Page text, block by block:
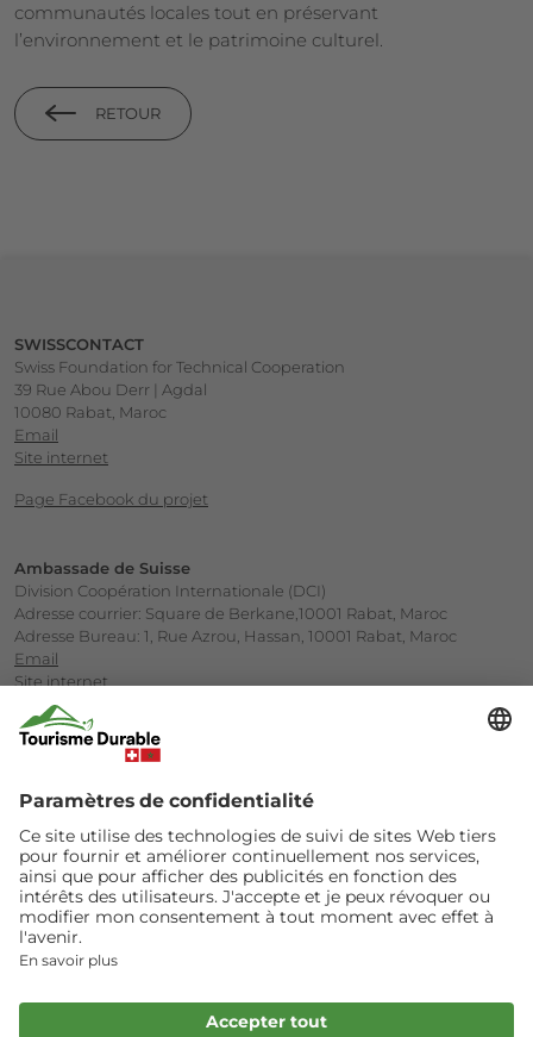
communautés locales tout en préservant
l’environnement et le patrimoine culturel.
RETOUR
SWISSCONTACT
Swiss Foundation for Technical Cooperation
39 Rue Abou Derr | Agdal
10080 Rabat, Maroc
Email
Site internet
Page Facebook du projet
Ambassade de Suisse
Division Coopération Internationale (DCI)
Adresse courrier: Square de Berkane,10001 Rabat, Maroc
Adresse Bureau: 1, Rue Azrou, Hassan, 10001 Rabat, Maroc
Email
Site internet
Société Marocaine d’Ingénierie Touristique (SMIT)
Avenue Annakhil, Centre d’Affaires Hay Riad, Rabat
Site internet